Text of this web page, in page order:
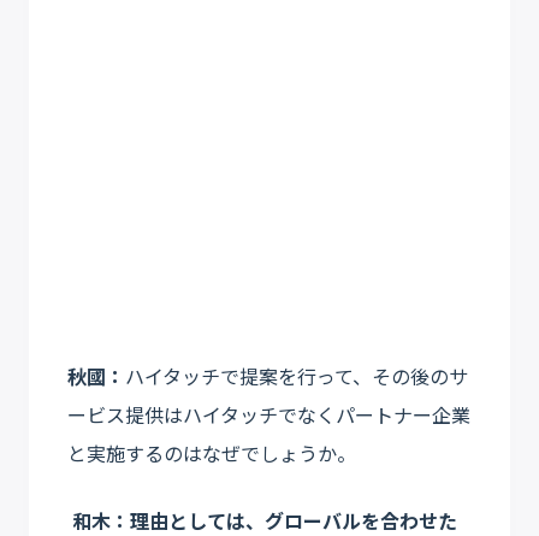
秋國： ハイタッチで提案を行って、その後のサ
ービス提供はハイタッチでなくパートナー企業
と実施するのはなぜでしょうか。
和木：理由としては、グローバルを合わせた